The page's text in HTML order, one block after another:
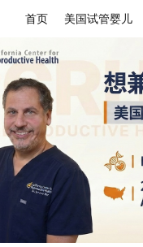
首页 美国试管婴儿